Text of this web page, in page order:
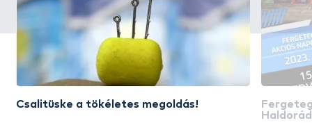
Csalitüske a tökéletes megoldás!